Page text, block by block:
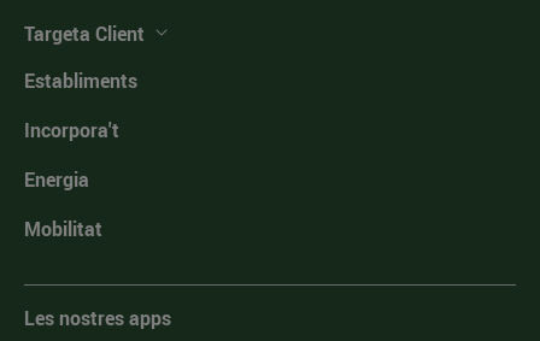
Targeta Client
Establiments
Incorpora't
Energia
Mobilitat
Les nostres apps